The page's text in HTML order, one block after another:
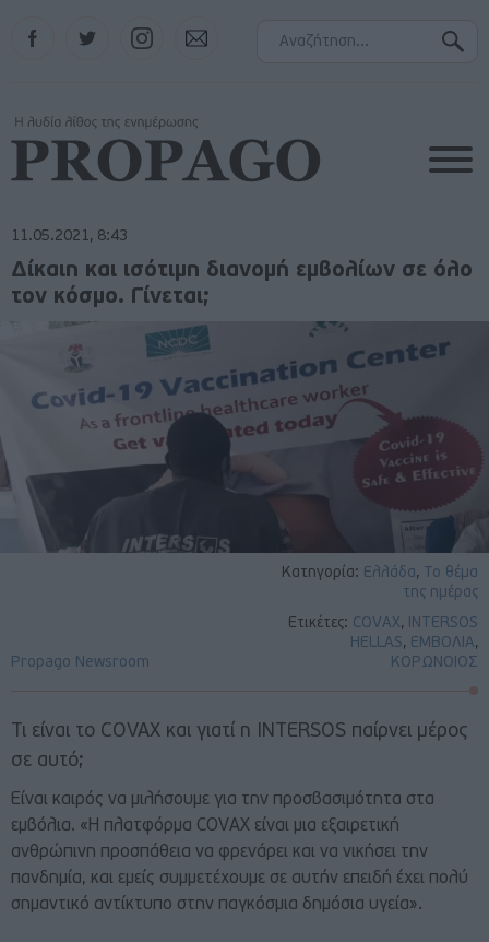
Instagram
11.05.2021, 8:43
Κατηγορία: Ελλάδα,
Το θέμα
της ημέρας
Ετικέτες: COVAX, INTERSOS
HELLAS, ΕΜΒΟΛΙΑ,
ΚΟΡΩΝΟΙΟΣ
Propago Newsroom
Δίκαιη και ισότιμη διανομή εμβολίων σε όλο
τον κόσμο. Γίνεται;
Τι είναι το COVAX και γιατί η INTERSOS παίρνει μέρος
σε αυτό;
Είναι καιρός να μιλήσουμε για την προσβασιμότητα στα
εμβόλια. «Η πλατφόρμα COVAX είναι μια εξαιρετική
ανθρώπινη προσπάθεια να φρενάρει και να νικήσει την
πανδημία, και εμείς συμμετέχουμε σε αυτήν επειδή έχει πολύ
σημαντικό αντίκτυπο στην παγκόσμια δημόσια υγεία».